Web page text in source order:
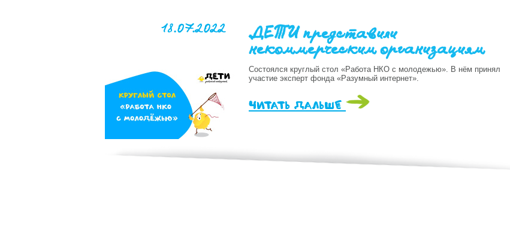
18.07.2022
.ДЕТИ представили
некоммерческим организациям
Состоялся круглый стол «Работа НКО с молодежью». В нём принял
участие эксперт фонда «Разумный интернет».
читать дальше